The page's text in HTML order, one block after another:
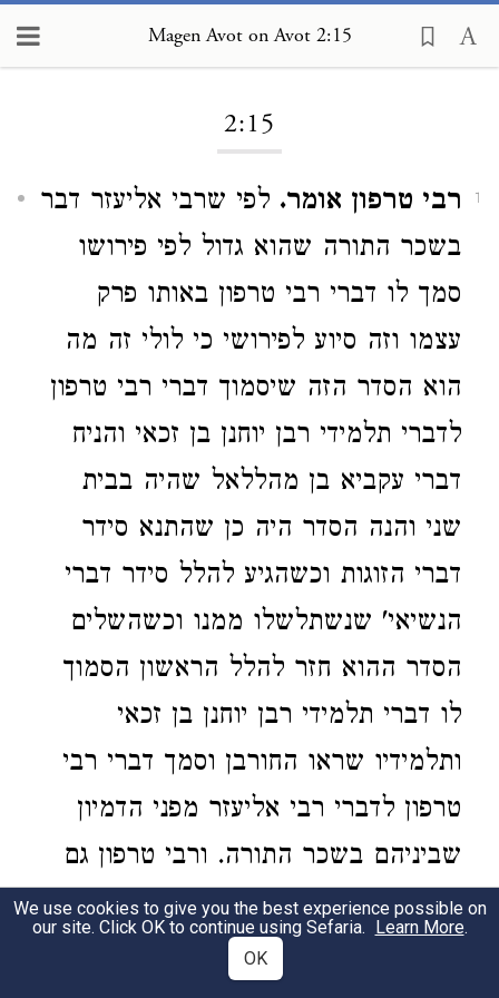
Magen Avot on Avot 2:15
2:15
1 רבי טרפון אומר. לפי שרבי אליעזר דבר
בשכר התורה שהוא גדול לפי פירושו
סמך לו דברי רבי טרפון באותו פרק
עצמו וזה סיוע לפירושי כי לולי זה מה
הוא הסדר הזה שיסמוך דברי רבי טרפון
לדברי תלמידי רבן יוחנן בן זכאי והניח
דברי עקביא בן מהללאל שהיה בבית
שני והנה הסדר היה כן שהתנא סידר
דברי הזוגות וכשהגיע להלל סידר דברי
הנשיאי' שנשתלשלו ממנו וכשהשלים
הסדר ההוא חזר להלל הראשון הסמוך
לו דברי תלמידי רבן יוחנן בן זכאי
ותלמידיו שראו החורבן וסמך דברי רבי
טרפון לדברי רבי אליעזר מפני הדמיון
שביניהם בשכר התורה. ורבי טרפון גם
הוא היה בזמן החורבן וראה הבית
בבניינו שהרי אמרובפרק עשרה יוחסין
We use cookies to give you the best experience possible on
our site. Click OK to continue using Sefaria. Learn More.
OK